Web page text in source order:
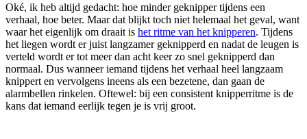
Oké, ik heb altijd gedacht: hoe minder geknipper tijdens een
verhaal, hoe beter. Maar dat blijkt toch niet helemaal het geval, want
waar het eigenlijk om draait is het ritme van het knipperen. Tijdens
het liegen wordt er juist langzamer geknipperd en nadat de leugen is
verteld wordt er tot meer dan acht keer zo snel geknipperd dan
normaal. Dus wanneer iemand tijdens het verhaal heel langzaam
knippert en vervolgens ineens als een bezetene, dan gaan de
alarmbellen rinkelen. Oftewel: bij een consistent knipperritme is de
kans dat iemand eerlijk tegen je is vrij groot.